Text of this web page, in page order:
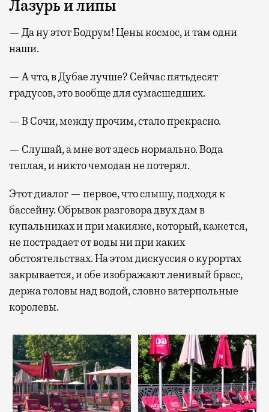
Лазурь и липы
— Да ну этот Бодрум! Цены космос, и там одни
наши.
— А что, в Дубае лучше? Сейчас пятьдесят
градусов, это вообще для сумасшедших.
— В Сочи, между прочим, стало прекрасно.
— Слушай, а мне вот здесь нормально. Вода
теплая, и никто чемодан не потерял.
Этот диалог — первое, что слышу, подходя к
бассейну. Обрывок разговора двух дам в
купальниках и при макияже, который, кажется,
не пострадает от воды ни при каких
обстоятельствах. На этом дискуссия о курортах
закрывается, и обе изображают ленивый брасс,
держа головы над водой, словно ватерпольные
королевы.